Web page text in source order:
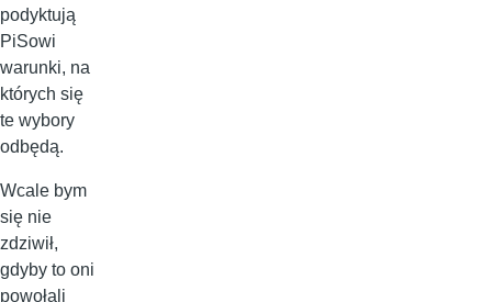
podyktują
PiSowi
warunki, na
których się
te wybory
odbędą.
Wcale bym
się nie
zdziwił,
gdyby to oni
powołali